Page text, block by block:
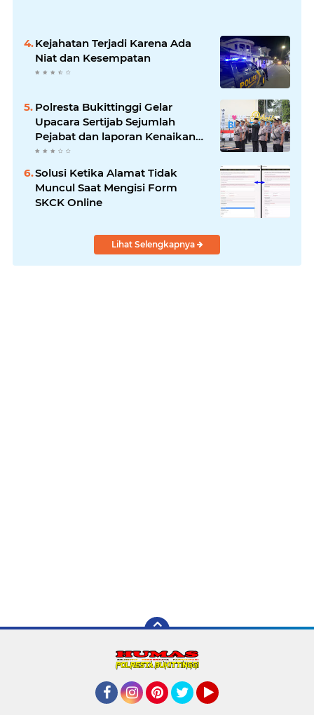
Kejahatan Terjadi Karena Ada
Niat dan Kesempatan
Polresta Bukittinggi Gelar
Upacara Sertijab Sejumlah
Pejabat dan laporan Kenaikan
Pangkat Pengabdian
Solusi Ketika Alamat Tidak
Muncul Saat Mengisi Form
SKCK Online
Lihat Selengkapnya